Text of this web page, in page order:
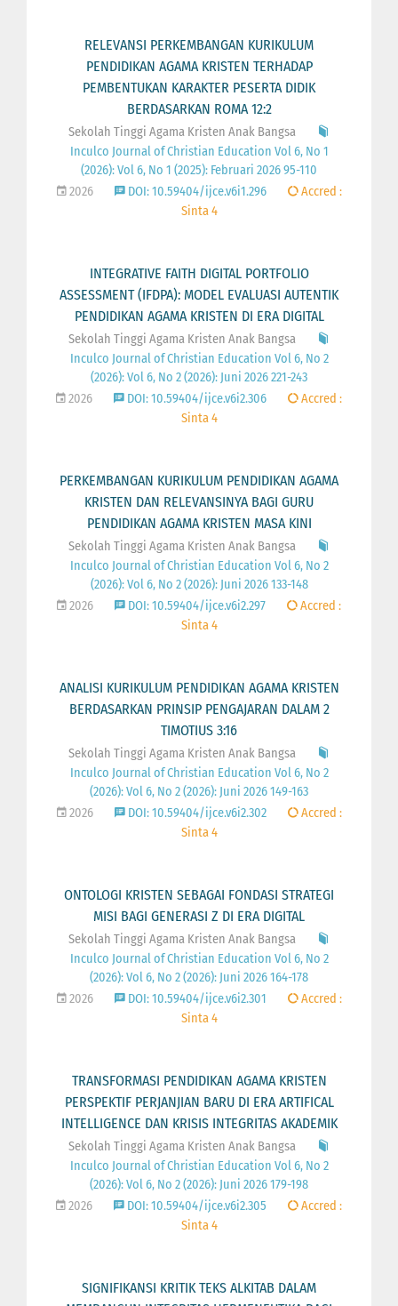
RELEVANSI PERKEMBANGAN KURIKULUM
PENDIDIKAN AGAMA KRISTEN TERHADAP
PEMBENTUKAN KARAKTER PESERTA DIDIK
BERDASARKAN ROMA 12:2
Sekolah Tinggi Agama Kristen Anak Bangsa
Inculco Journal of Christian Education Vol 6, No 1
(2026): Vol 6, No 1 (2025): Februari 2026 95-110
2026
DOI: 10.59404/ijce.v6i1.296
Accred :
Sinta 4
INTEGRATIVE FAITH DIGITAL PORTFOLIO
ASSESSMENT (IFDPA): MODEL EVALUASI AUTENTIK
PENDIDIKAN AGAMA KRISTEN DI ERA DIGITAL
Sekolah Tinggi Agama Kristen Anak Bangsa
Inculco Journal of Christian Education Vol 6, No 2
(2026): Vol 6, No 2 (2026): Juni 2026 221-243
2026
DOI: 10.59404/ijce.v6i2.306
Accred :
Sinta 4
PERKEMBANGAN KURIKULUM PENDIDIKAN AGAMA
KRISTEN DAN RELEVANSINYA BAGI GURU
PENDIDIKAN AGAMA KRISTEN MASA KINI
Sekolah Tinggi Agama Kristen Anak Bangsa
Inculco Journal of Christian Education Vol 6, No 2
(2026): Vol 6, No 2 (2026): Juni 2026 133-148
2026
DOI: 10.59404/ijce.v6i2.297
Accred :
Sinta 4
ANALISI KURIKULUM PENDIDIKAN AGAMA KRISTEN
BERDASARKAN PRINSIP PENGAJARAN DALAM 2
TIMOTIUS 3:16
Sekolah Tinggi Agama Kristen Anak Bangsa
Inculco Journal of Christian Education Vol 6, No 2
(2026): Vol 6, No 2 (2026): Juni 2026 149-163
2026
DOI: 10.59404/ijce.v6i2.302
Accred :
Sinta 4
ONTOLOGI KRISTEN SEBAGAI FONDASI STRATEGI
MISI BAGI GENERASI Z DI ERA DIGITAL
Sekolah Tinggi Agama Kristen Anak Bangsa
Inculco Journal of Christian Education Vol 6, No 2
(2026): Vol 6, No 2 (2026): Juni 2026 164-178
2026
DOI: 10.59404/ijce.v6i2.301
Accred :
Sinta 4
TRANSFORMASI PENDIDIKAN AGAMA KRISTEN
PERSPEKTIF PERJANJIAN BARU DI ERA ARTIFICAL
INTELLIGENCE DAN KRISIS INTEGRITAS AKADEMIK
Sekolah Tinggi Agama Kristen Anak Bangsa
Inculco Journal of Christian Education Vol 6, No 2
(2026): Vol 6, No 2 (2026): Juni 2026 179-198
2026
DOI: 10.59404/ijce.v6i2.305
Accred :
Sinta 4
SIGNIFIKANSI KRITIK TEKS ALKITAB DALAM